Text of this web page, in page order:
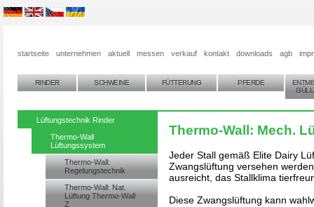
startseite unternehmen aktuell messen verkauf kontakt downloads agb
RINDER SCHWEINE FÜTTERUNG PFERDE
Lüftungstechnik Rinder
Thermo-Wall
Lüftungssystem
Thermo-Wall:
Regelungstechnik
Thermo-Wall: Nat.
Lüftung Thermo-Wall
Z
Thermo-Wall: Mech.
Jeder Stall gemäß Elite Dairy
Zwangslüftung versehen
ausreicht, das Stallklima
Diese Zwangslüftung kann